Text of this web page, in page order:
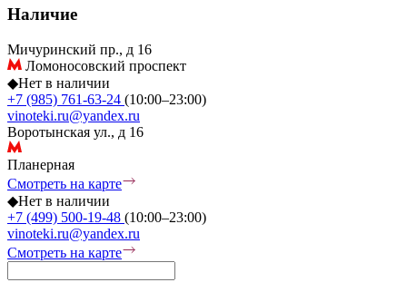
Наличие
Мичуринский пр., д 16
Ломоносовский проспект
◆Нет в наличии
+7 (985) 761-63-24 (10:00–23:00)
vinoteki.ru@yandex.ru
Воротынская ул., д 16
Планерная
Смотреть на карте
◆Нет в наличии
+7 (499) 500-19-48 (10:00–23:00)
vinoteki.ru@yandex.ru
Смотреть на карте